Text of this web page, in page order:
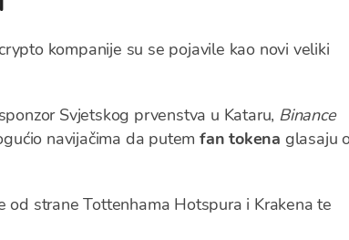
kompanije su se pojavile kao novi veliki
Svjetskog prvenstva u Kataru, Binance
navijačima da putemfan tokena glasaju
strane Tottenhama Hotspura i Krakena te